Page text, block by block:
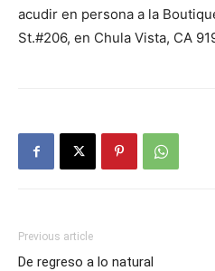
acudir en persona a la
St.#206, en Chula Vista, CA
Previous article
De regreso a lo natural